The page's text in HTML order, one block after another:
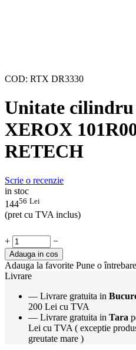
COD: RTX DR3330
Unitate
XEROX
RETECH
Scrie o recenzie
in stoc
14456 Lei
(pret cu TVA inclus)
+ −
Adauga in cos
Adauga la favorite Pune o întrebare
Livrare
— Livrare gratuita in
200 Lei cu TVA
— Livrare gratuita in Tara
Lei cu TVA ( exceptie
greutate mare )